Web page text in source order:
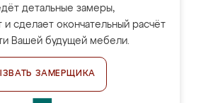
детальные замеры,
и сделает окончательный расчёт
Вашей будущей мебели.
ЗАМЕРЩИКА